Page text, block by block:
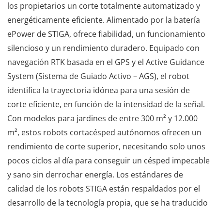
los propietarios un corte totalmente automatizado y
energéticamente eficiente. Alimentado por la batería
ePower de STIGA, ofrece fiabilidad, un funcionamiento
silencioso y un rendimiento duradero. Equipado con
navegación RTK basada en el GPS y el Active Guidance
System (Sistema de Guiado Activo – AGS), el robot
identifica la trayectoria idónea para una sesión de
corte eficiente, en función de la intensidad de la señal.
Con modelos para jardines de entre 300 m² y 12.000
m², estos robots cortacésped autónomos ofrecen un
rendimiento de corte superior, necesitando solo unos
pocos ciclos al día para conseguir un césped impecable
y sano sin derrochar energía. Los estándares de
calidad de los robots STIGA están respaldados por el
desarrollo de la tecnología propia, que se ha traducido